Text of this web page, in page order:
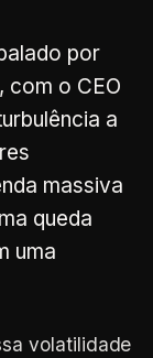
por
com o CEO
a
massiva
queda
uma
volatilidade